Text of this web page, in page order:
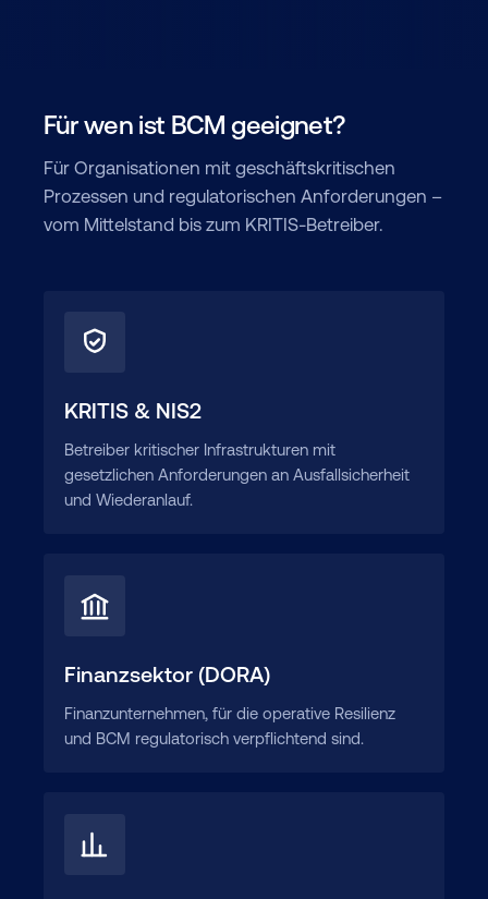
Für wen ist BCM geeignet?
Für Organisationen mit geschäftskritischen
Prozessen und regulatorischen Anforderungen –
vom Mittelstand bis zum KRITIS-Betreiber.
KRITIS & NIS2
Betreiber kritischer Infrastrukturen mit
gesetzlichen Anforderungen an Ausfallsicherheit
und Wiederanlauf.
Finanzsektor (DORA)
Finanzunternehmen, für die operative Resilienz
und BCM regulatorisch verpflichtend sind.